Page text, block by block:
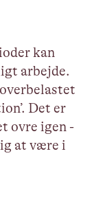
kan
arbejde.
Det er
ovre igen -
at være i